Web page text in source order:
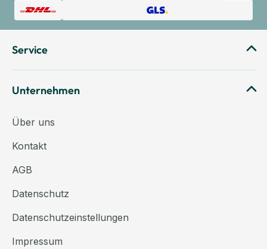
Service
Unternehmen
Über uns
Kontakt
AGB
Datenschutz
Datenschutzeinstellungen
Impressum